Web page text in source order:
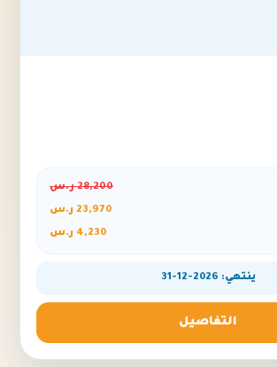
28,200 ر.س
23,970 ر.س
4,230 ر.س
ينتهي: 2026-12-31
التفاصيل